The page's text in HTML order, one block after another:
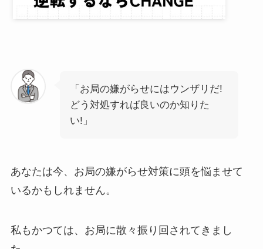
「お局の嫌がらせにはウンザリだ!
どう対処すれば良いのか知りた
い!」
あなたは今、お局の嫌がらせ対策に頭を悩ませて
いるかもしれません。
私もかつては、お局に散々振り回されてきまし